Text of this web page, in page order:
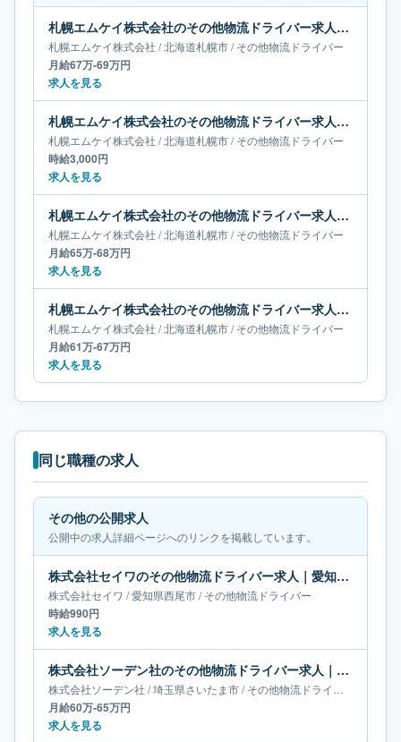
札幌エムケイ株式会社のその他物流ドライバー求人｜北海道札幌市｜月給67万-69万円
札幌エムケイ株式会社 /北海道札幌市/その他物流ドライバー
月給67万-69万円
求人を見る
札幌エムケイ株式会社のその他物流ドライバー求人｜北海道札幌市
札幌エムケイ株式会社 /北海道札幌市/その他物流ドライバー
時給3,000円
求人を見る
札幌エムケイ株式会社のその他物流ドライバー求人｜北海道札幌市｜月給65万-68万円
札幌エムケイ株式会社 /北海道札幌市/その他物流ドライバー
月給65万-68万円
求人を見る
札幌エムケイ株式会社のその他物流ドライバー求人｜北海道札幌市｜月給61万-67万円
札幌エムケイ株式会社 /北海道札幌市/その他物流ドライバー
月給61万-67万円
求人を見る
同じ職種の求人
その他の公開求人
公開中の求人詳細ページへのリンクを掲載しています。
株式会社セイワのその他物流ドライバー求人｜愛知県西尾市
株式会社セイワ /愛知県西尾市/その他物流ドライバー
時給990円
求人を見る
株式会社ソーデン社のその他物流ドライバー求人｜埼玉県さいたま市｜月給60万-65万円
株式会社ソーデン社 /埼玉県さいたま市/その他物流ドライバー
月給60万-65万円
求人を見る